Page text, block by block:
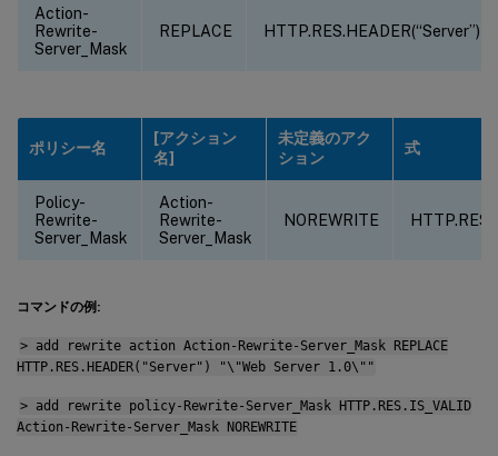
Action-
Rewrite-
Server_Mask
REPLACE HTTP.RES.HEADER(“Server”)
ポリシー名
[アクション
名]
未定義のアク
ション
式
Policy-
Rewrite-
Server_Mask
Action-
Rewrite-
Server_Mask
NOREWRITE
コマンドの例:
> add rewrite action Action-Rewrite-Server_Mask REPLACE
HTTP.RES.HEADER("Server") "\"Web Server 1.0\""
> add rewrite policy-Rewrite-Server_Mask HTTP.RES.IS_VALID
Action-Rewrite-Server_Mask NOREWRITE